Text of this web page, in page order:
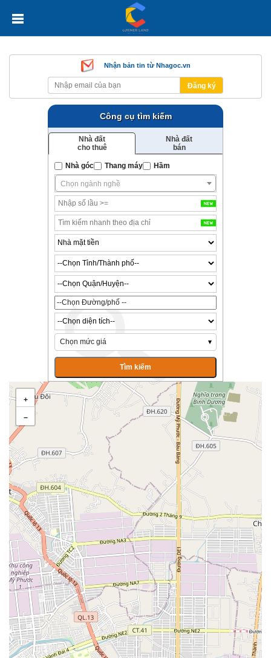
Nhận bản tin từ Nhagoc.vn
Đăng ký
Công cụ tìm kiếm
Nhà đất
cho thuê
Nhà đất
bán
Nhà góc Thang máy Hầm
Chọn ngành nghề
Chọn mức giá
+
−